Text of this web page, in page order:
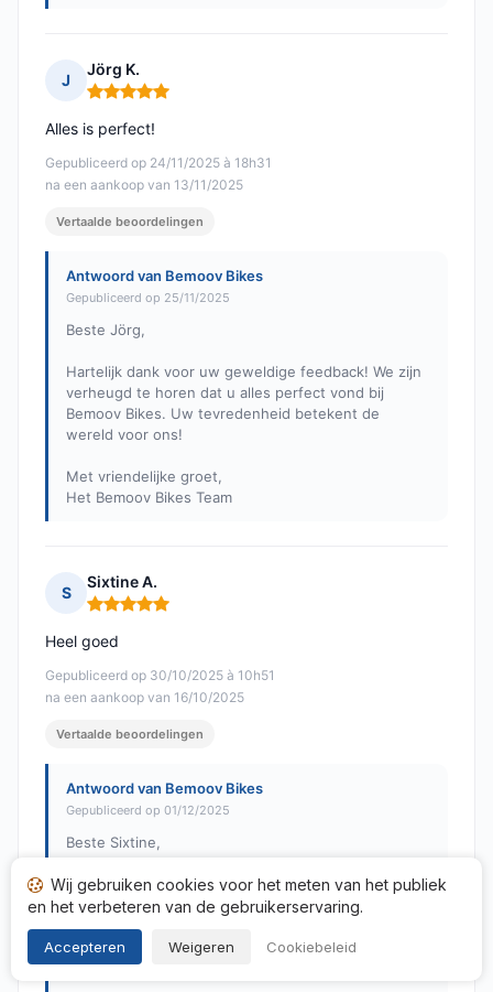
J
Jörg K.
Opmerking: 5 van 5
Gepubliceerd op 24/11/2025 à 18h31
na een aankoop van 13/11/2025
Alles is perfect!
Vertaalde beoordelingen
Antwoord van Bemoov Bikes
Gepubliceerd op 25/11/2025
Beste Jörg,
Hartelijk dank voor uw geweldige feedback! We zijn
verheugd te horen dat u alles perfect vond bij
Bemoov Bikes. Uw tevredenheid betekent de
wereld voor ons!
Met vriendelijke groet,
Het Bemoov Bikes Team
S
Sixtine A.
Opmerking: 5 van 5
Gepubliceerd op 30/10/2025 à 10h51
na een aankoop van 16/10/2025
Heel goed
Vertaalde beoordelingen
Antwoord van Bemoov Bikes
Gepubliceerd op 01/12/2025
Beste Sixtine,
Hartelijk dank voor uw positieve beoordeling en uw
score van 5/5. We zijn blij te horen dat u tevreden
was met uw ervaring met Bemoov Bikes. Aarzel niet
om contact met ons op te nemen voor eventuele
vragen of toekomstige behoeften.
Wij gebruiken cookies voor het meten van het publiek
en het verbeteren van de gebruikerservaring.
Accepteren Weigeren Cookiebeleid